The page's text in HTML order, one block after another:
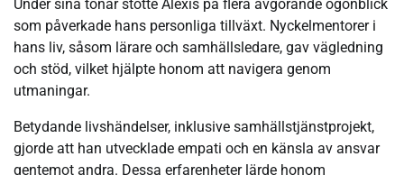
Under sina tonår stötte Alexis på flera avgörande ögonblick
som påverkade hans personliga tillväxt. Nyckelmentorer i
hans liv, såsom lärare och samhällsledare, gav vägledning
och stöd, vilket hjälpte honom att navigera genom
utmaningar.
Betydande livshändelser, inklusive samhällstjänstprojekt,
gjorde att han utvecklade empati och en känsla av ansvar
gentemot andra. Dessa erfarenheter lärde honom